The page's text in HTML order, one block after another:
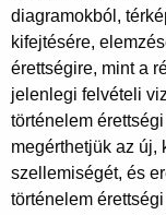
diagramokból,
kifejtésére,
érettségire, mint a
jelenlegi felvételi
történelem
megérthetjük az új,
szellemiségét, és
történelem